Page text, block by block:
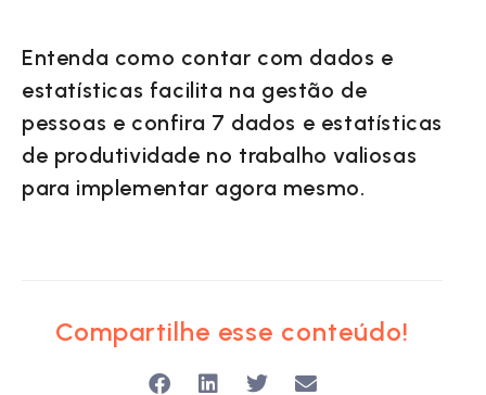
Entenda como contar com dados e
estatísticas facilita na gestão de
pessoas e confira 7 dados e estatísticas
de produtividade no trabalho valiosas
para implementar agora mesmo.
Compartilhe esse conteúdo!